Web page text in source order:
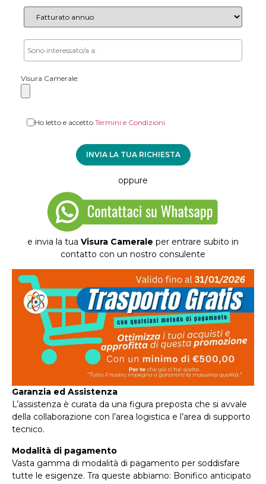
Visura Camerale:
Ho letto e accetto Termini e Condizioni.
oppure
e invia la tua Visura Camerale per entrare subito in
contatto con un nostro consulente
Garanzia ed Assistenza
L’assistenza è curata da una figura preposta che si avvale
della collaborazione con l’area logistica e l’area di supporto
tecnico.
Modalità di pagamento
Vasta gamma di modalità di pagamento per soddisfare
tutte le esigenze. Tra queste abbiamo: Bonifico anticipato